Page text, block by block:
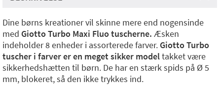
Dine børns kreationer vil skinne mere end nogensinde
med Giotto Turbo Maxi Fluo tuscherne. Æsken
indeholder 8 enheder i assorterede farver. Giotto Turbo
tuscher i farver er en meget sikker modeltakket være
sikkerhedshætten til børn. De har en stærk spids på Ø 5
mm, blokeret, så den ikke trykkes ind.